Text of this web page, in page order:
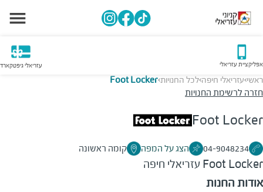
אפליקציית עזריאלי עזריאלי גיפטקארד
ראשי>עזריאלי חיפה>לכל החנויות>
Foot Locker
חזרה לרשימת החנויות
Foot Locker
04-9048234 הצג על המפה קומה ראשונה
Foot Locker עזריאלי חיפה
אודות החנות